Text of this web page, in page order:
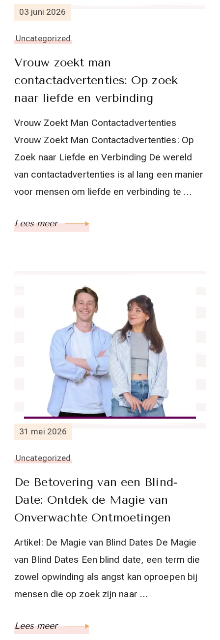
03 juni 2026
Uncategorized
Vrouw zoekt man
contactadvertenties: Op zoek
naar liefde en verbinding
Vrouw Zoekt Man Contactadvertenties
Vrouw Zoekt Man Contactadvertenties: Op
Zoek naar Liefde en Verbinding De wereld
van contactadvertenties is al lang een manier
voor mensen om liefde en verbinding te …
Lees meer
31 mei 2026
Uncategorized
De Betovering van een Blind-
Date: Ontdek de Magie van
Onverwachte Ontmoetingen
Artikel: De Magie van Blind Dates De Magie
van Blind Dates Een blind date, een term die
zowel opwinding als angst kan oproepen bij
mensen die op zoek zijn naar …
Lees meer